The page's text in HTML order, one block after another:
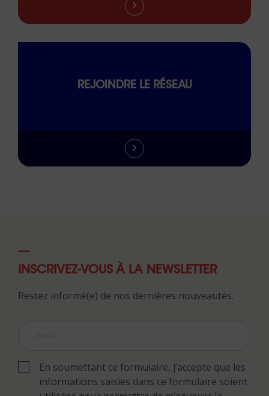
REJOINDRE LE RÉSEAU
INSCRIVEZ-VOUS À LA NEWSLETTER
Restez informé(e) de nos dernières nouveautés.
En soumettant ce formulaire, j’accepte que les
informations saisies dans ce formulaire soient